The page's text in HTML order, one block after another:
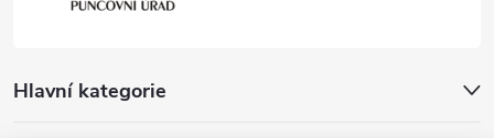
Hlavní kategorie